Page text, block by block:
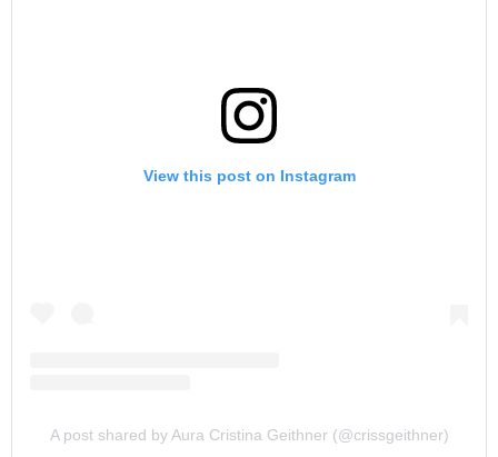
View this post on Instagram
A post shared by Aura Cristina Geithner (@crissgeithner)